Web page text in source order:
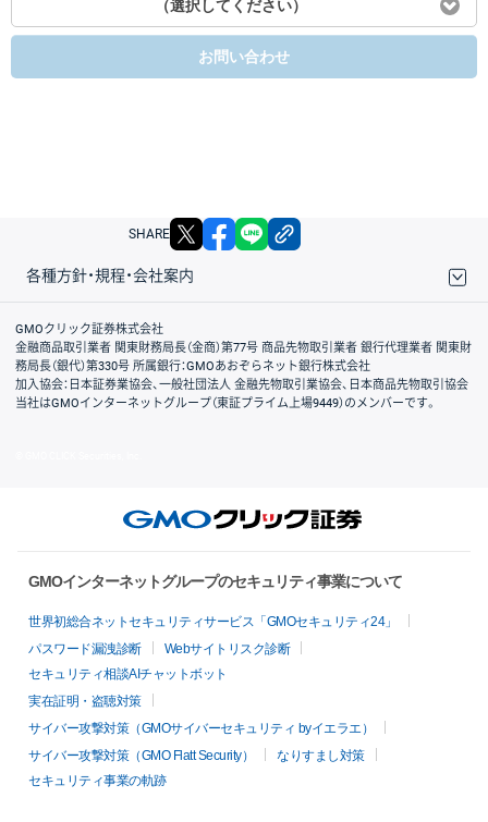
（選択してください）
お問い合わせ
SHARE X facebook
各種方針・規程・会社案内
取引規程・約款
サイトマップ
その他のご案内
個人情報保護方針
最良執行方針
サイトのご利用について
ディスクレイマー
信託保全
リスク説明
会社案内
GMOクリック証券株式会社
金融商品取引業者 関東財務局長（金商）第77号 商品先物取引業者 銀行代理業者 関東財
務局長（銀代）第330号 所属銀行：GMOあおぞらネット銀行株式会社
加入協会：日本証券業協会、一般社団法人 金融先物取引業協会、日本商品先物取引協会
当社はGMOインターネットグループ（東証プライム上場9449）のメンバーです。
GMOインターネットグループのセキュリティ事業について
世界初総合ネットセキュリティサービス「GMOセキュリティ24」
パスワード漏洩診断
Webサイトリスク診断
セキュリティ相談AIチャットボット
実在証明・盗聴対策
サイバー攻撃対策（GMOサイバーセキュリティ byイエラエ）
サイバー攻撃対策（GMO Flatt Security）
なりすまし対策
セキュリティ事業の軌跡